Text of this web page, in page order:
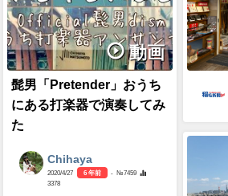
動画
髭男「Pretender」おうち
にある打楽器で演奏してみ
た
Chihaya
2020/4/27 6 年前
- №7459
3378